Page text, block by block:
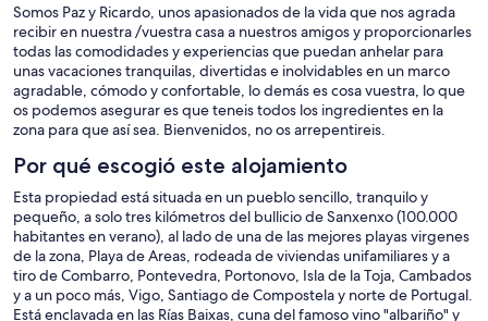
Somos Paz y Ricardo, unos apasionados de la vida que nos agrada
recibir en nuestra /vuestra casa a nuestros amigos y proporcionarles
todas las comodidades y experiencias que puedan anhelar para
unas vacaciones tranquilas, divertidas e inolvidables en un marco
agradable, cómodo y confortable, lo demás es cosa vuestra, lo que
os podemos asegurar es que teneis todos los ingredientes en la
zona para que así sea. Bienvenidos, no os arrepentireis.
Por qué escogió este alojamiento
Esta propiedad está situada en un pueblo sencillo, tranquilo y
pequeño, a solo tres kilómetros del bullicio de Sanxenxo (100.000
habitantes en verano), al lado de una de las mejores playas virgenes
de la zona, Playa de Areas, rodeada de viviendas unifamiliares y a
tiro de Combarro, Pontevedra, Portonovo, Isla de la Toja, Cambados
y a un poco más, Vigo, Santiago de Compostela y norte de Portugal.
Está enclavada en las Rías Baixas, cuna del famoso vino "albariño" y